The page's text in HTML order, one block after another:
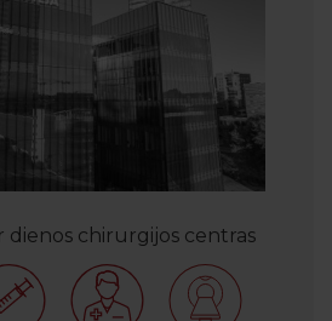
dienos chirurgijos centras